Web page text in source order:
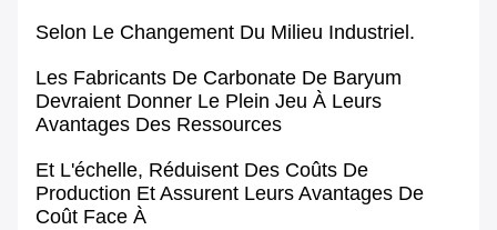
Selon Le Changement Du Milieu Industriel.
Les Fabricants De Carbonate De Baryum
Devraient Donner Le Plein Jeu À Leurs
Avantages Des Ressources
Et L'échelle, Réduisent Des Coûts De
Production Et Assurent Leurs Avantages De
Coût Face À